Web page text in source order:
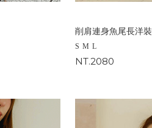
削肩連身魚尾長洋裝
S M L
NT.2080